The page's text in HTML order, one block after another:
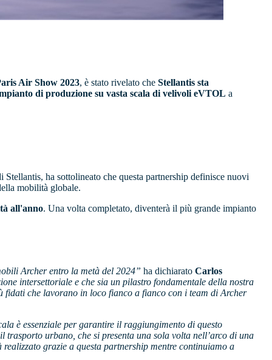
Air Show 2023, è stato rivelato che Stellantis sta
di produzione su vasta scala di velivoli eVTOL a
Stellantis, ha sottolineato che questa partnership definisce nuovi
mobilità globale.
all'anno. Una volta completato, diventerà il più grande impianto
Archer entro la metà del 2024” ha dichiarato Carlos
intersettoriale e che sia un pilastro fondamentale della nostra
che lavorano in loco fianco a fianco con i team di Archer
è essenziale per garantire il raggiungimento di questo
urbano, che si presenta una sola volta nell’arco di una
grazie a questa partnership mentre continuiamo a